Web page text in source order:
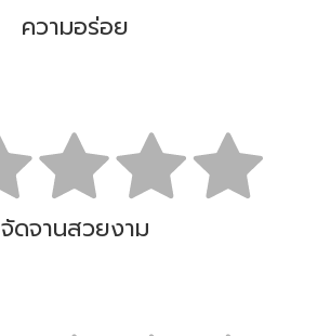
ความอร่อย
จัดจานสวยงาม